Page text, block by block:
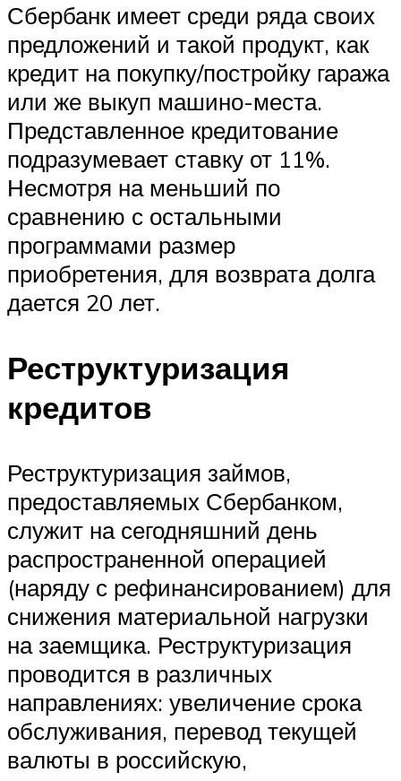
Сбербанк имеет среди ряда своих
предложений и такой продукт, как
кредит на покупку/постройку гаража
или же выкуп машино-места.
Представленное кредитование
подразумевает ставку от 11%.
Несмотря на меньший по
сравнению с остальными
программами размер
приобретения, для возврата долга
дается 20 лет.
Реструктуризация
кредитов
Реструктуризация займов,
предоставляемых Сбербанком,
служит на сегодняшний день
распространенной операцией
(наряду с рефинансированием) для
снижения материальной нагрузки
на заемщика. Реструктуризация
проводится в различных
направлениях: увеличение срока
обслуживания, перевод текущей
валюты в российскую,